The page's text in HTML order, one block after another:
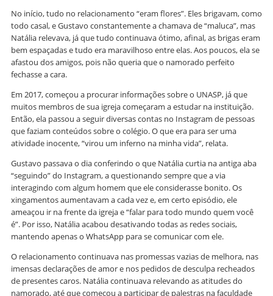
No início, tudo no relacionamento “eram flores”. Eles brigavam, como
todo casal, e Gustavo constantemente a chamava de “maluca”, mas
Natália relevava, já que tudo continuava ótimo, afinal, as brigas eram
bem espaçadas e tudo era maravilhoso entre elas. Aos poucos, ela se
afastou dos amigos, pois não queria que o namorado perfeito
fechasse a cara.
Em 2017, começou a procurar informações sobre o UNASP, já que
muitos membros de sua igreja começaram a estudar na instituição.
Então, ela passou a seguir diversas contas no Instagram de pessoas
que faziam conteúdos sobre o colégio. O que era para ser uma
atividade inocente, “virou um inferno na minha vida”, relata.
Gustavo passava o dia conferindo o que Natália curtia na antiga aba
“seguindo” do Instagram, a questionando sempre que a via
interagindo com algum homem que ele considerasse bonito. Os
xingamentos aumentavam a cada vez e, em certo episódio, ele
ameaçou ir na frente da igreja e “falar para todo mundo quem você
é”. Por isso, Natália acabou desativando todas as redes sociais,
mantendo apenas o WhatsApp para se comunicar com ele.
O relacionamento continuava nas promessas vazias de melhora, nas
imensas declarações de amor e nos pedidos de desculpa recheados
de presentes caros. Natália continuava relevando as atitudes do
namorado, até que começou a participar de palestras na faculdade